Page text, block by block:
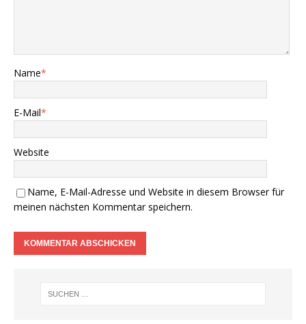
Name*
E-Mail*
Website
Name, E-Mail-Adresse und Website in diesem Browser für
meinen nächsten Kommentar speichern.